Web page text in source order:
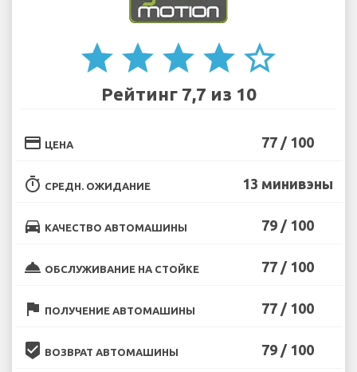
star star star star star_border
Рейтинг 7,7 из 10
credit_card ЦЕНА 77 / 100
timer СРЕДН. ОЖИДАНИЕ 13 минивэны
directions_car КАЧЕСТВО АВТОМАШИНЫ 79 / 100
room_service ОБСЛУЖИВАНИЕ НА СТОЙКЕ 77 / 100
flag ПОЛУЧЕНИЕ АВТОМАШИНЫ 77 / 100
beenhere ВОЗВРАТ АВТОМАШИНЫ 79 / 100